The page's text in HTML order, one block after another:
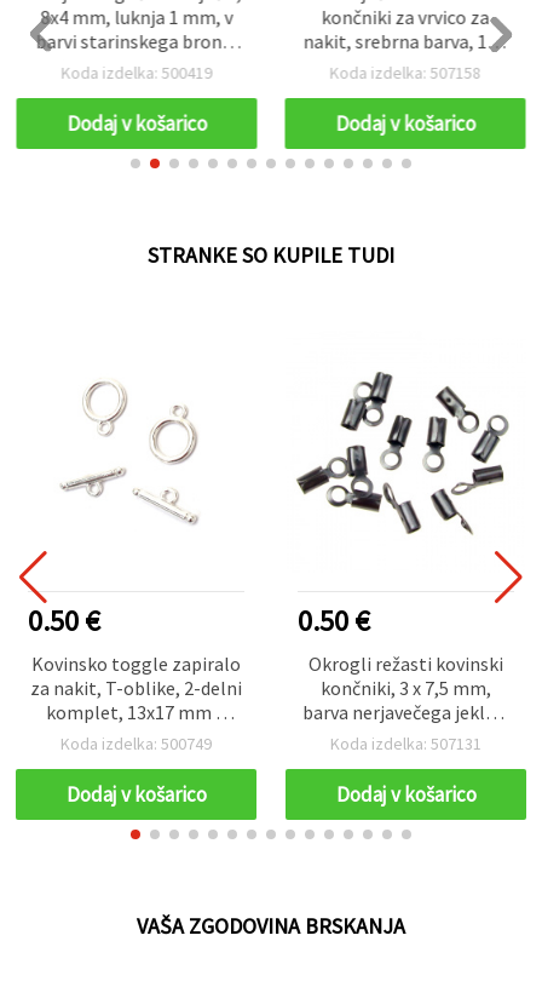
8x4 mm, luknja 1 mm, v
barvi starinskega brona,
NF, za izdelavo nakita – 50
Koda izdelka: 500419
Dodaj v košarico
končniki za vrvico za
nakit, srebrna barva, 16 x
10 mm – 20 kosov
Koda izdelka: 507158
Dodaj v košarico
STRANKE SO KUPILE TUDI
0.50 €
Kovinsko toggle zapiralo
za nakit, T-oblike, 2-delni
komplet, 13x17 mm &
7x20 mm, luknja: 2 mm,
Koda izdelka: 500749
Dodaj v košarico
0.50 €
Okrogli režasti kovinski
končniki, 3 x 7,5 mm,
barva nerjavečega jekla –
50 kosov, za izdelavo
Koda izdelka: 507131
Dodaj v košarico
VAŠA ZGODOVINA BRSKANJA